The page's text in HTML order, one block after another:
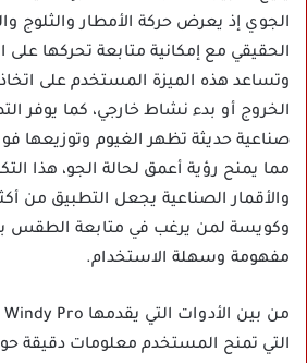
الجوي إذ يعرض حركة الأمطار والثلوج
الحقيقي مع إمكانية متابعة تحركها على
وتساعد هذه الميزة المستخدم على
الخروج أو بدء نشاط خارجي، كما يوفر
صناعية حديثة تظهر الغيوم وتوزيعها
مما يمنح رؤية أعمق لحالة الجو، هذا
والأقمار الصناعية يجعل التطبيق من
وكويسة لمن يرغب في متابعة الطقس
مفهومة وسهلة الاستخدام.
التي تمنح المستخدم معلومات دقيقة